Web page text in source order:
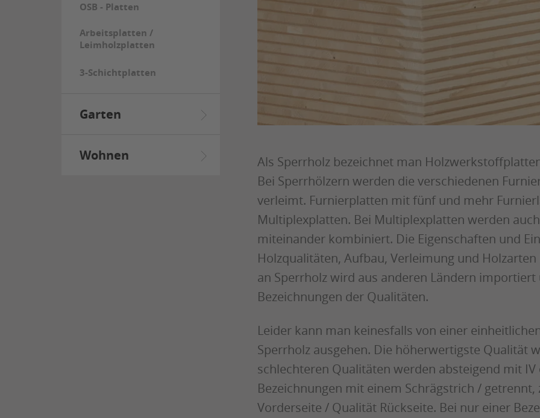
OSB - Platten
Arbeitsplatten /
Leimholzplatten
3-Schichtplatten
Garten
Wohnen
Als Sperrholz bezeichnet man
Bei Sperrhölzern werden die verschiedenen
verleimt. Furnierplatten mit fünf und mehr
Multiplexplatten. Bei Multiplexplatten werden
miteinander kombiniert. Die Eigenschaften und
Holzqualitäten, Aufbau, Verleimung und
an Sperrholz wird aus anderen Ländern
Bezeichnungen der Qualitäten.
Leider kann man keinesfalls von einer
Sperrholz ausgehen. Die höherwertigste Qualität
schlechteren Qualitäten werden absteigend mit IV
Bezeichnungen mit einem Schrägstrich / getrennt,
Vorderseite / Qualität Rückseite. Bei nur einer